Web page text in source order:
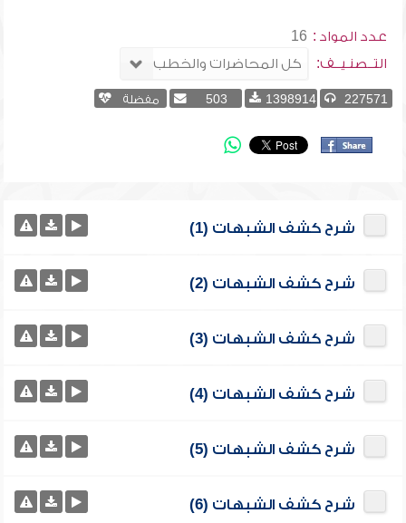
عدد المواد : 16
التــصنـيــف:
227571
1398914
503 مفضلة
شرح كشف الشبهات (1)
شرح كشف الشبهات (2)
شرح كشف الشبهات (3)
شرح كشف الشبهات (4)
شرح كشف الشبهات (5)
شرح كشف الشبهات (6)